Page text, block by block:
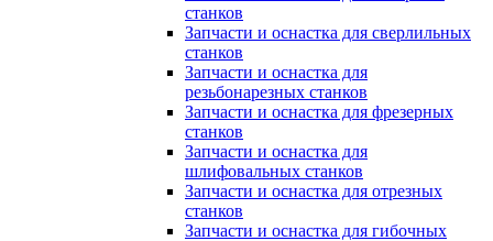
станков
Запчасти и оснастка для сверлильных
станков
Запчасти и оснастка для
резьбонарезных станков
Запчасти и оснастка для фрезерных
станков
Запчасти и оснастка для
шлифовальных станков
Запчасти и оснастка для отрезных
станков
Запчасти и оснастка для гибочных